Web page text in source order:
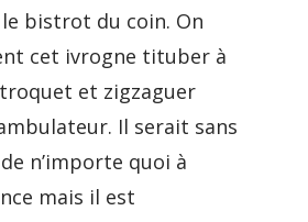
bistrot du coin. On
cet ivrogne tituber à
et zigzaguer
Il serait sans
n’importe quoi à
mais il est